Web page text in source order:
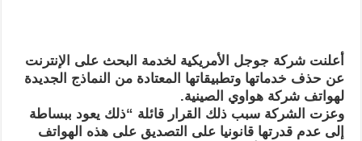
أعلنت شركة جوجل الأمريكية لخدمة البحث على الإنترنت
عن حذف خدماتها وتطبيقاتها المعتادة من النماذج الجديدة
لهواتف شركة هواوي الصينية.
وعزت الشركة سبب ذلك القرار قائلة “ذلك يعود ببساطة
إلى عدم قدرتها قانونيا على التصديق على هذه الهواتف